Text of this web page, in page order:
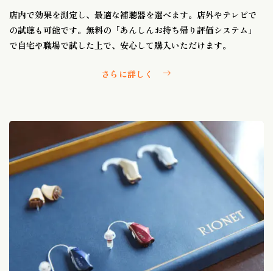
店内で効果を測定し、最適な補聴器を選べます。店外やテレビで
の試聴も可能です。無料の「あんしんお持ち帰り評価システム」
で自宅や職場で試した上で、安心して購入いただけます。
さらに詳しく